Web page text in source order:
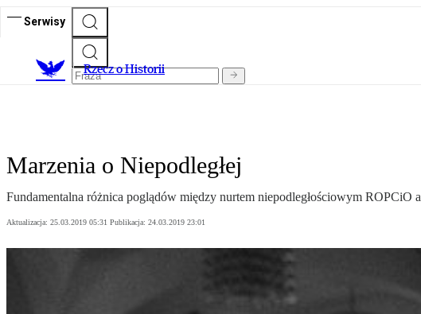
Serwisy
Rzecz o Historii
Marzenia o Niepodległej
Fundamentalna różnica poglądów między nurtem niepodległościowym
Aktualizacja: 25.03.2019 05:31 Publikacja: 24.03.2019 23:01